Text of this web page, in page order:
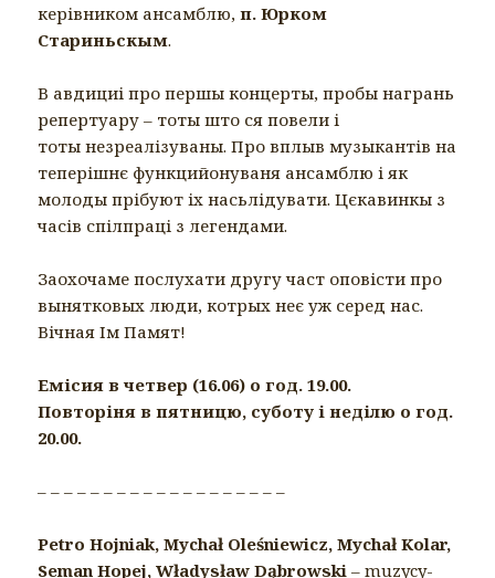
керівником ансамблю,п. Юрком
Стариньскым.
В авдициі про першы концерты, пробы награнь
репертуару – тоты што ся повели і
тоты незреалізуваны. Про вплыв музыкантів на
теперішнє функцийонуваня ансамблю і як
молоды прібуют іх насьлідувати. Цєкавинкы з
часів спілпраці з легендами.
Заохочаме послухати другу част оповісти про
вынятковых люди, котрых неє уж серед нас.
Вічная Ім Памят!
Емісия в четвер (16.06) о год. 19.00.
Повторіня в пятницю, суботу і неділю о год.
20.00.
– – – – – – – – – – – – – – – – – – –
Petro Hojniak, Mychał Oleśniewicz, Mychał Kolar,
Seman Hopej, Władysław Dąbrowski – muzycy-